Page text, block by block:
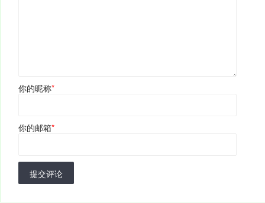
你的昵称*
你的邮箱*
提交评论